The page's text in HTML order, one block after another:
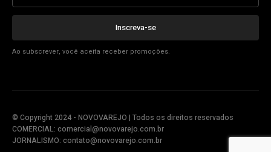
Inscreva-se
Ao subscrever, você aceita receber promoções.
© Copyright 2024 - NOVOVAREJO | Todos os direitos reservados
COMERCIAL: comercial@novovarejo.com.br
JORNALISMO: contato@novovarejo.com.br